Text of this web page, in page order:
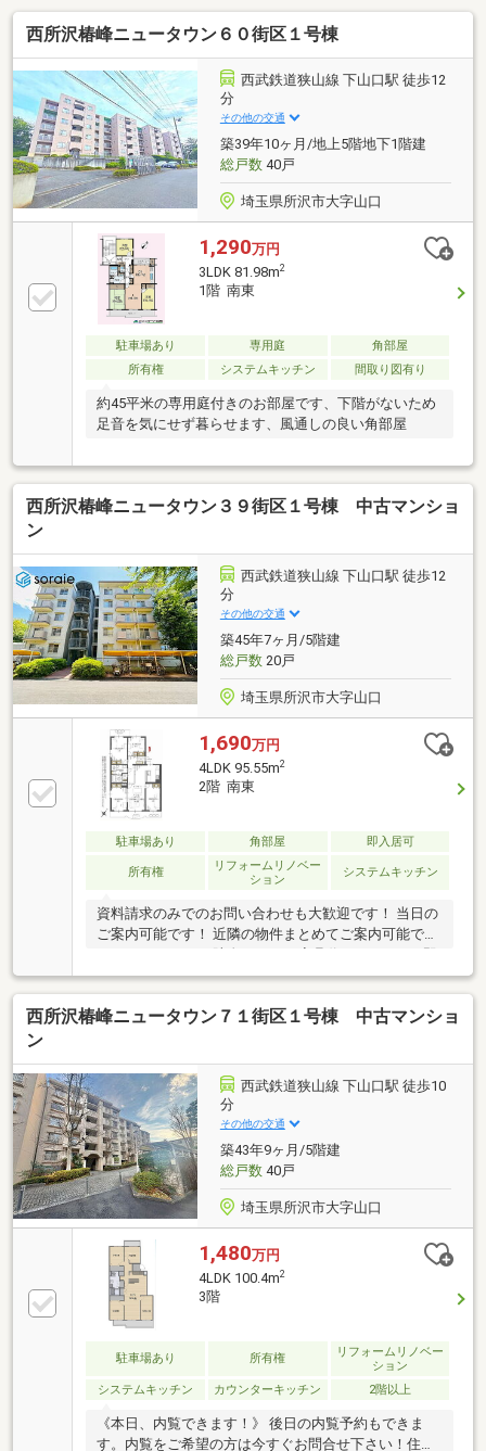
西所沢椿峰ニュータウン６０街区１号棟
西武鉄道狭山線 下山口駅 徒歩12
分
その他の交通
築39年10ヶ月/地上5階地下1階建
総戸数40戸
埼玉県所沢市大字山口
1,290万円
3LDK 81.98m2
1階 南東
駐車場あり 専用庭
角部屋
所有権
システムキッチン 間取り図有り
約45平米の専用庭付きのお部屋です、下階がないため
足音を気にせず暮らせます、風通しの良い角部屋
西所沢椿峰ニュータウン３９街区１号棟 中古マンショ
ン
西武鉄道狭山線 下山口駅 徒歩12
分
その他の交通
築45年7ヶ月/5階建
総戸数20戸
埼玉県所沢市大字山口
1,690万円
4LDK 95.55m2
2階 南東
駐車場あり 角部屋 即入居可
所有権
リフォームリノベー
ション
システムキッチン
資料請求のみでのお問い合わせも大歓迎です！ 当日の
ご案内可能です！ 近隣の物件まとめてご案内可能で
日内覧はお電話から♪ 他物件もあわせて紹介頂けま
す！
西所沢椿峰ニュータウン７１街区１号棟 中古マンショ
ン
西武鉄道狭山線 下山口駅 徒歩10
分
その他の交通
築43年9ヶ月/5階建
総戸数40戸
埼玉県所沢市大字山口
1,480万円
4LDK 100.4m2
3階
駐車場あり 所有権
リフォームリノベー
ション
システムキッチン
カウンターキッチン 2階以上
《本日、内覧できます！》 後日の内覧予約もできま
す。内覧をご希望の方は今すぐお問合せ下さい！住宅